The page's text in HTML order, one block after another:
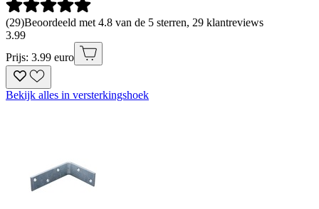
(29)Beoordeeld met 4.8 van de 5 sterren, 29 klantreviews
3.99
Prijs: 3.99 euro
Bekijk alles in versterkingshoek